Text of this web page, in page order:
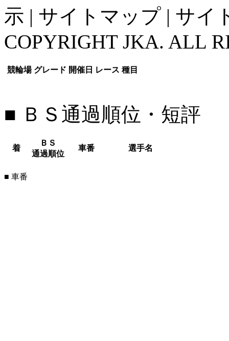
示 | サイトマップ | サイ
COPYRIGHT JKA. ALL
競輪場 グレード 開催日 レース 種目
■ ＢＳ通過順位・短評
着
ＢＳ
通過順位
車番 選手名
■ 車番